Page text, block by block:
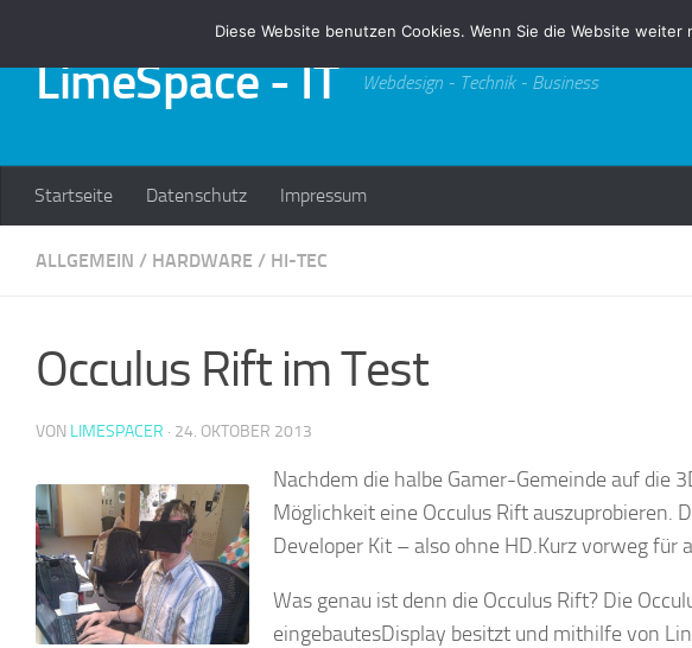
LimeSpace - IT Webdesign - Technik - Business
Startseite Datenschutz Impressum
ALLGEMEIN / HARDWARE / HI-TEC
Occulus Rift im Test
VON LIMESPACER · 24. OKTOBER 2013
Nachdem die halbe Gamer-Gemeinde auf die
Möglichkeit eine Occulus Rift auszuprobieren.
Developer Kit – also ohne HD.Kurz vorweg für
Was genau ist denn die Occulus Rift? Die
eingebautesDisplay besitzt und mithilfe von
Diese Website benutzen Cookies. Wenn Sie die Website